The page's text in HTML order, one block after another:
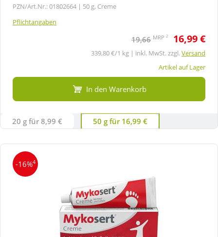
PZN/Art.Nr.: 01802664 | 50 g, Creme
Pflichtangaben
19,66 MRP 2 16,99 €
339,80 €/1 kg | inkl. MwSt. zzgl.Versand
Artikel auf Lager
In den Warenkorb
20 g für 8,99 € 50 g für 16,99 €
-16%4